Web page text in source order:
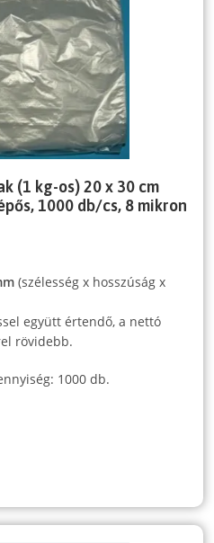
(1 kg-os) 20 x 30 cm
1000 db/cs, 8 mikron
(szélesség x hosszúság x
együtt értendő, a nettó
rövidebb.
1000 db.